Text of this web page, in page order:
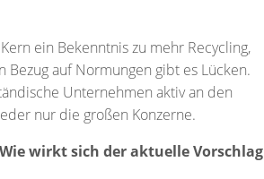
ein Bekenntnis zu mehr Recycling,
auf Normungen gibt es Lücken.
Unternehmen aktiv an den
nur die großen Konzerne.
wirkt sich der aktuelle Vorschlag